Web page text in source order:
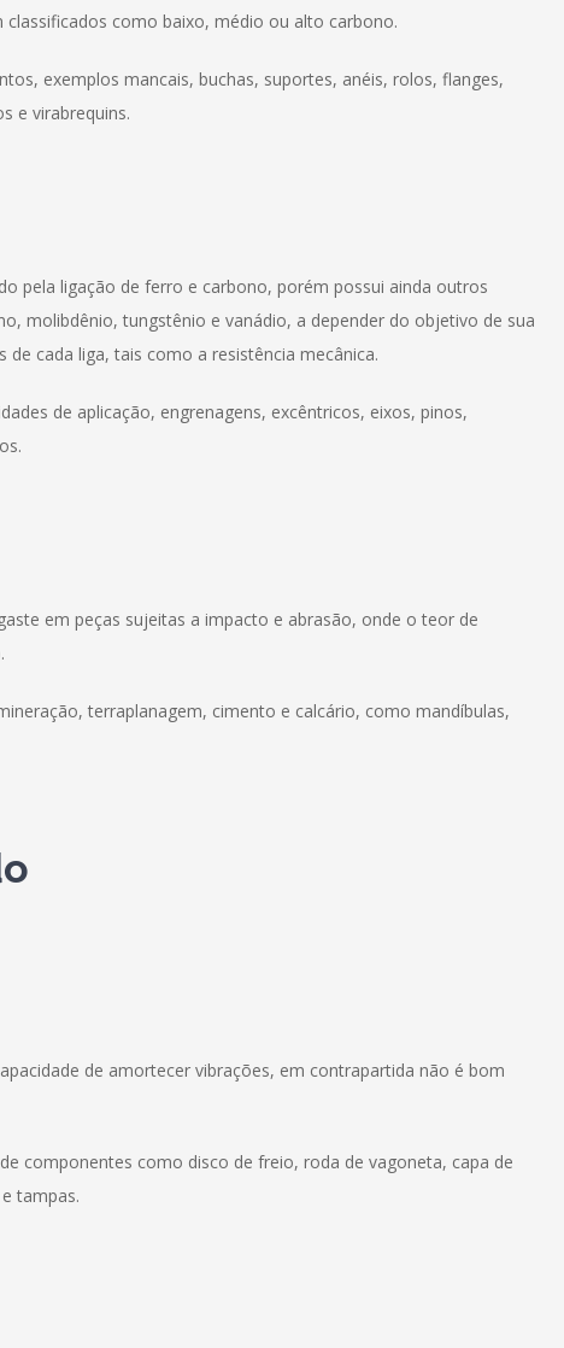
como baixo, médio ou alto carbono.
exemplos mancais, buchas, suportes, anéis, rolos, flanges,
e virabrequins.
pela ligação de ferro e carbono, porém possui ainda outros
molibdênio, tungstênio e vanádio, a depender do objetivo de sua
cada liga, tais como a resistência mecânica.
de aplicação, engrenagens, excêntricos, eixos, pinos,
em peças sujeitas a impacto e abrasão, onde o teor de
terraplanagem, cimento e calcário, como mandíbulas,
de amortecer vibrações, em contrapartida não é bom
componentes como disco de freio, roda de vagoneta, capa de
tampas.